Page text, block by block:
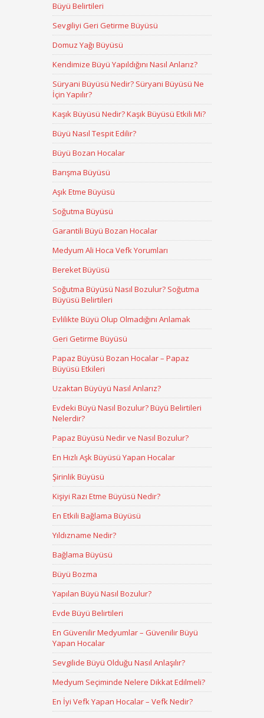
Büyü Belirtileri
Sevgiliyi Geri Getirme Büyüsü
Domuz Yağı Büyüsü
Kendimize Büyü Yapıldığını Nasıl Anlarız?
Süryani Büyüsü Nedir? Süryani Büyüsü Ne
İçin Yapılır?
Kaşık Büyüsü Nedir? Kaşık Büyüsü Etkili Mi?
Büyü Nasıl Tespit Edilir?
Büyü Bozan Hocalar
Barışma Büyüsü
Aşık Etme Büyüsü
Soğutma Büyüsü
Garantili Büyü Bozan Hocalar
Medyum Ali Hoca Vefk Yorumları
Bereket Büyüsü
Soğutma Büyüsü Nasıl Bozulur? Soğutma
Büyüsü Belirtileri
Evlilikte Büyü Olup Olmadığını Anlamak
Geri Getirme Büyüsü
Papaz Büyüsü Bozan Hocalar – Papaz
Büyüsü Etkileri
Uzaktan Büyüyü Nasıl Anlarız?
Evdeki Büyü Nasıl Bozulur? Büyü Belirtileri
Nelerdir?
Papaz Büyüsü Nedir ve Nasıl Bozulur?
En Hızlı Aşk Büyüsü Yapan Hocalar
Şirinlik Büyüsü
Kişiyi Razı Etme Büyüsü Nedir?
En Etkili Bağlama Büyüsü
Yıldızname Nedir?
Bağlama Büyüsü
Büyü Bozma
Yapılan Büyü Nasıl Bozulur?
Evde Büyü Belirtileri
En Güvenilir Medyumlar – Güvenilir Büyü
Yapan Hocalar
Sevgilide Büyü Olduğu Nasıl Anlaşılır?
Medyum Seçiminde Nelere Dikkat Edilmeli?
En İyi Vefk Yapan Hocalar – Vefk Nedir?